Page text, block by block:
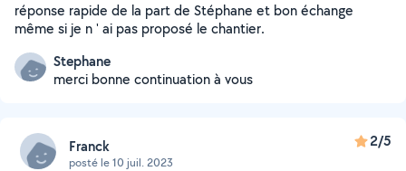
réponse rapide de la part de Stéphane et bon échange
même si je n ' ai pas proposé le chantier.
Stephane
merci bonne continuation à vous
Franck
posté le 10 juil. 2023
2/5